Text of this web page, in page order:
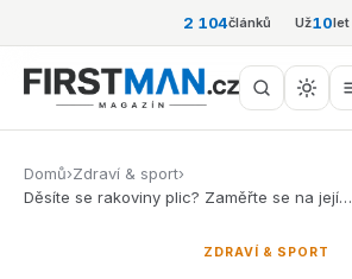
2 104článků Už10let
Domů›Zdraví & sport›
Děsíte se rakoviny plic? Zaměřte se na její…
ZDRAVÍ & SPORT